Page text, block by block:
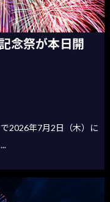
念祭が本日開
2026年7月2日（木）に